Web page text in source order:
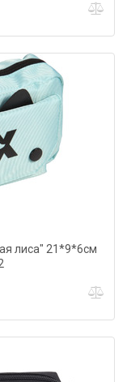
лиса" 21*9*6см